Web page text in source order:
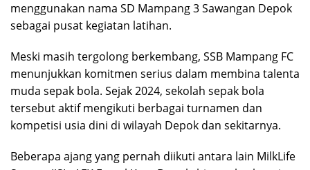
menggunakan nama SD Mampang 3 Sawangan Depok
sebagai pusat kegiatan latihan.
Meski masih tergolong berkembang, SSB Mampang FC
menunjukkan komitmen serius dalam membina talenta
muda sepak bola. Sejak 2024, sekolah sepak bola
tersebut aktif mengikuti berbagai turnamen dan
kompetisi usia dini di wilayah Depok dan sekitarnya.
Beberapa ajang yang pernah diikuti antara lain MilkLife